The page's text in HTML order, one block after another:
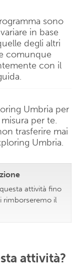
sono
in base
degli altri
comunque
con il
Umbria per
per te.
trasferire mai
Umbria.
attività fino
rimborseremo il
attività?